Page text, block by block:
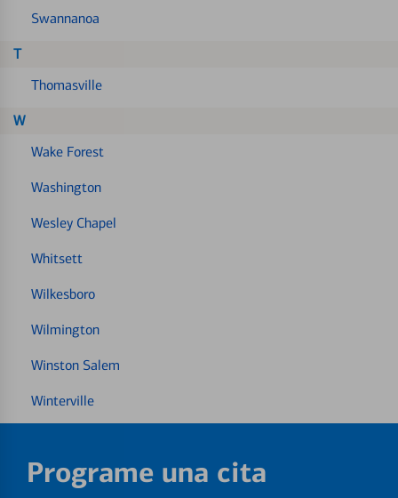
Swannanoa
T
Thomasville
W
Wake Forest
Washington
Wesley Chapel
Whitsett
Wilkesboro
Wilmington
Winston Salem
Winterville
Programe una cita